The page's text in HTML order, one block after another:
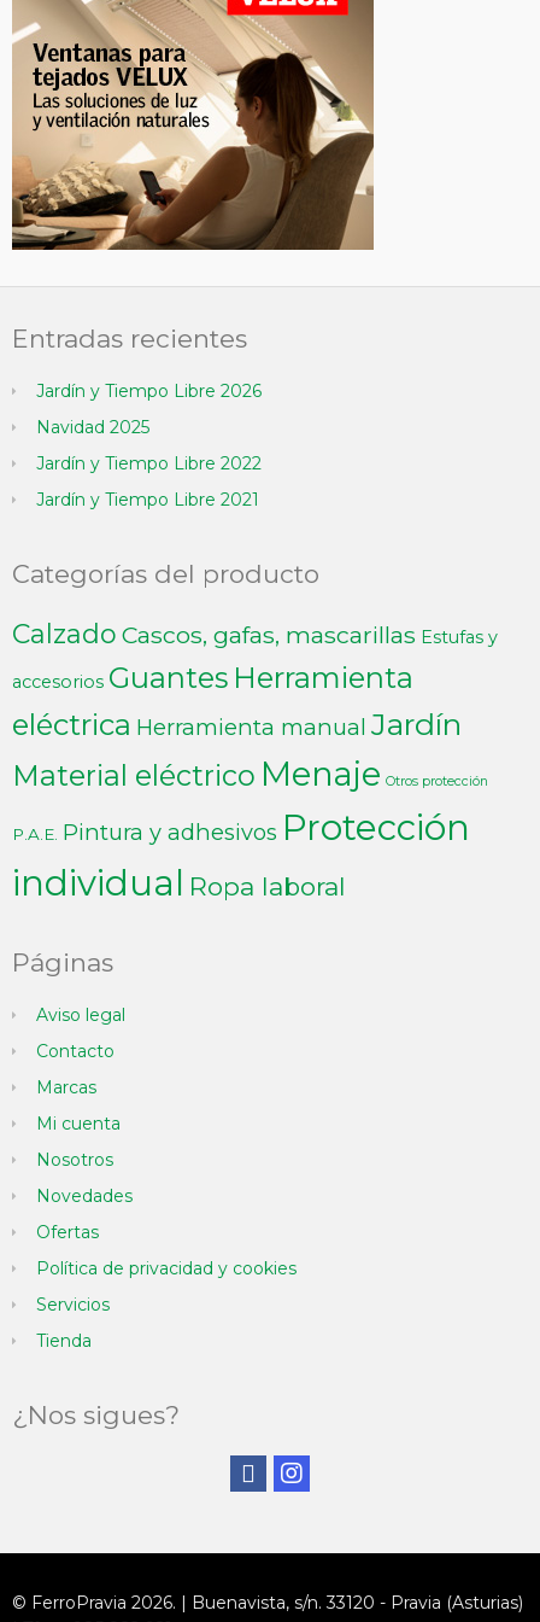
Entradas recientes
Jardín y Tiempo Libre 2026
Navidad 2025
Jardín y Tiempo Libre 2022
Jardín y Tiempo Libre 2021
Categorías del producto
Calzado Cascos, gafas, mascarillas Estufas y
accesorios Guantes Herramienta
eléctrica Herramienta manual Jardín
Material eléctrico Menaje Otros protección
P.A.E. Pintura y adhesivos Protección
individual Ropa laboral
Páginas
Aviso legal
Contacto
Marcas
Mi cuenta
Nosotros
Novedades
Ofertas
Política de privacidad y cookies
Servicios
Tienda
¿Nos sigues?
© FerroPravia 2026. | Buenavista, s/n. 33120 - Pravia (Asturias)